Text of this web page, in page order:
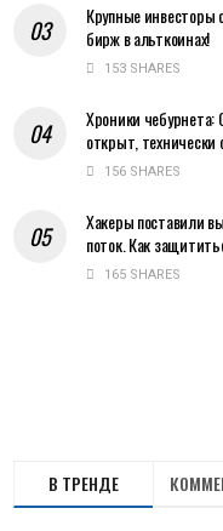
Крупные инвесторы
бирж в альткоинах!
153 SHARES
Хроники
открыт, технически
156 SHARES
Хакеры поставили
поток. Как
165 SHARES
В ТРЕНДЕ